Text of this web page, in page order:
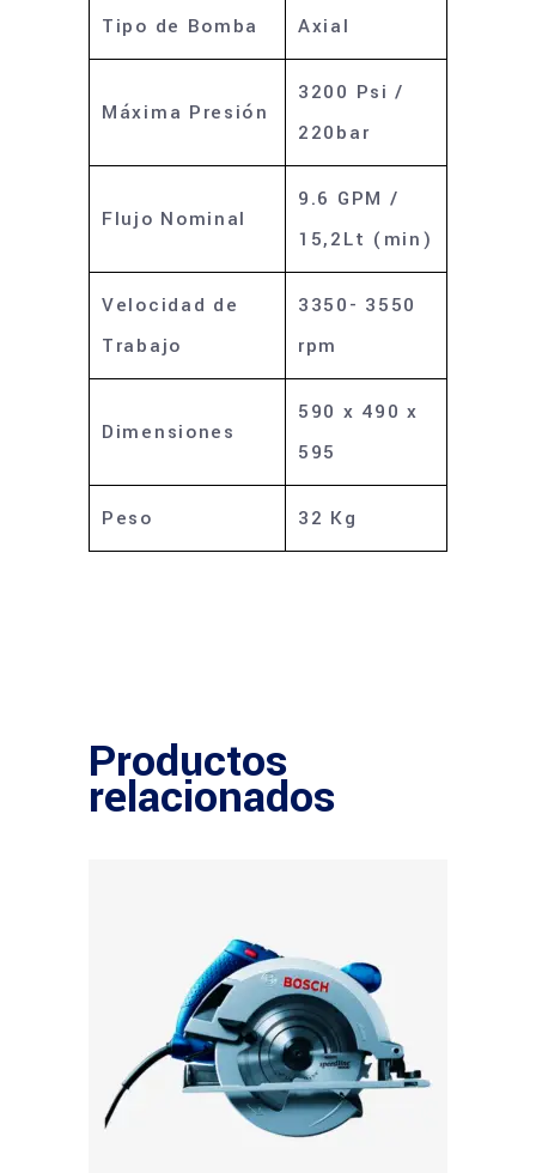
Tipo de Bomba Axial
Máxima Presión
3200 Psi /
220bar
Flujo Nominal
9.6 GPM /
15,2Lt (min)
Velocidad de
Trabajo
3350- 3550
rpm
Dimensiones
590 x 490 x
595
Peso 32 Kg
Productos
relacionados